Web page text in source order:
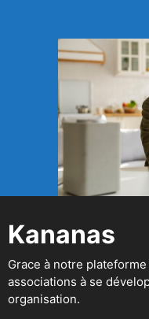
Kananas
Grace à notre
associations à se
organisation.